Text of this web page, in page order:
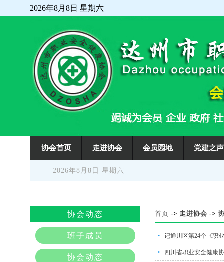
2026年8月8日 星期六
协会首页 走进协会 会员园地 党建之声
2026年8月8日 星期六
协会动态
班子成员
协会动态
首页 -> 走进协会 ->
• 记通川区第24个《职
• 四川省职业安全健康